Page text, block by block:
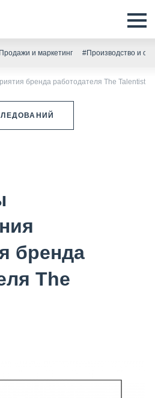
и маркетинг #Производство и
бренда работодателя The Talentist
бренда
The